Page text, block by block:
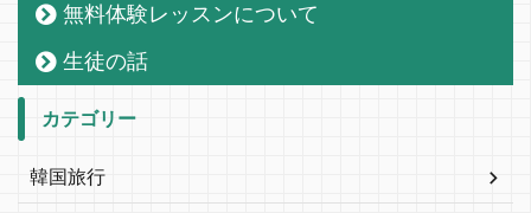
無料体験レッスンについて
生徒の話
カテゴリー
韓国旅行